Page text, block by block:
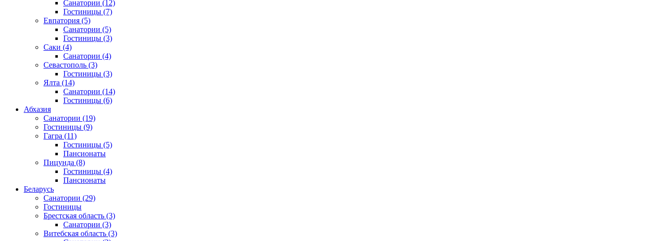
Санатории (12)
Гостиницы (7)
Евпатория (5)
Санатории (5)
Гостиницы (3)
Саки (4)
Санатории (4)
Севастополь (3)
Гостиницы (3)
Ялта (14)
Санатории (14)
Гостиницы (6)
Абхазия
Санатории (19)
Гостиницы (9)
Гагра (11)
Гостиницы (5)
Пансионаты
Пицунда (8)
Гостиницы (4)
Пансионаты
Беларусь
Санатории (29)
Гостиницы
Брестская область (3)
Санатории (3)
Витебская область (3)